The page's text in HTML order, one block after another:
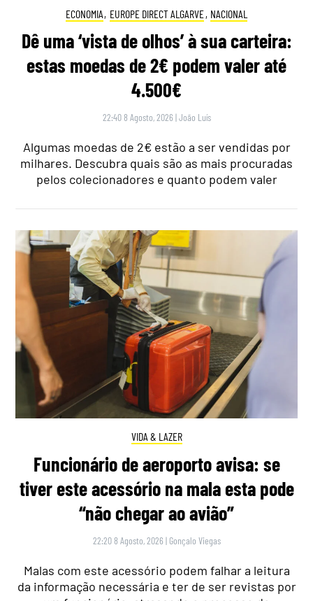
ECONOMIA, EUROPE DIRECT ALGARVE, NACIONAL
Dê uma ‘vista de olhos’ à sua carteira:
estas moedas de 2€ podem valer até
4.500€
22:40 8 Agosto, 2026 |João Luís
Algumas moedas de 2€ estão a ser vendidas por
milhares. Descubra quais são as mais procuradas
pelos colecionadores e quanto podem valer
VIDA & LAZER
Funcionário de aeroporto avisa: se
tiver este acessório na mala esta pode
“não chegar ao avião”
22:20 8 Agosto, 2026 | Gonçalo Viegas
Malas com este acessório podem falhar a leitura
da informação necessária e ter de ser revistas por